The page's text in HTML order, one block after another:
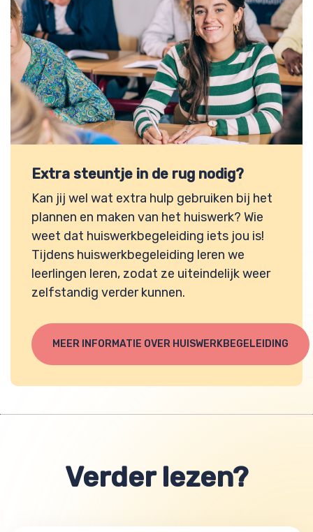
Extra steuntje in de rug nodig?
Kan jij wel wat extra hulp gebruiken bij het
plannen en maken van het huiswerk? Wie
weet dat huiswerkbegeleiding iets jou is!
Tijdens huiswerkbegeleiding leren we
leerlingen leren, zodat ze uiteindelijk weer
zelfstandig verder kunnen.
MEER INFORMATIE OVER HUISWERKBEGELEIDING
Verder lezen?